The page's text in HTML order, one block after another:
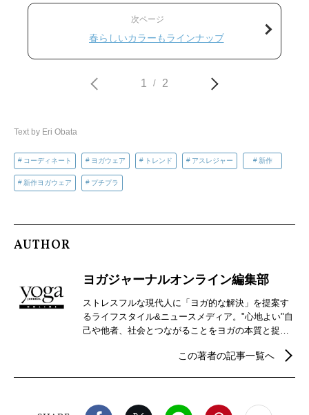
次ページ
春らしいカラーもラインナップ
1 / 2
Text by Eri Obata
コーディネート ヨガウェア トレンド アスレジャー 新作
新作ヨガウェア プチプラ
AUTHOR
ヨガジャーナルオンライン編集部
ストレスフルな現代人に「ヨガ的な解決」を提案す
るライフスタイル&ニュースメディア。"心地よい"自
己や他者、社会とつながることをヨガの本質と捉
などウェルビーイングを実現するための情報を発
この著者の記事一覧へ
Facebook X（旧twitter）
LINE Pinterest